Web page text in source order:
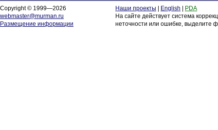
Copyright © 1999—2026
webmaster@murman.ru
Размещение информации
Наши проекты English
PDA
На сайте действует система
неточности или ошибке, выделите